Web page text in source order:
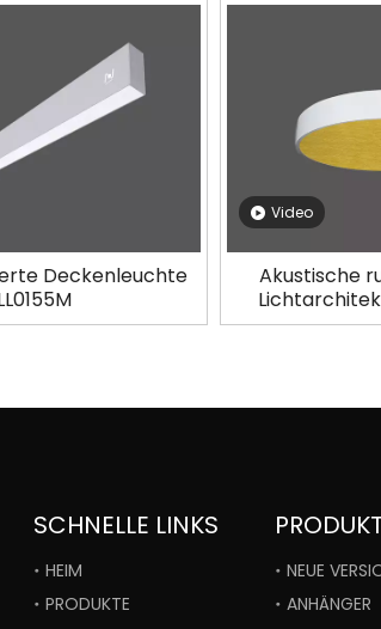
Deckenleuchte
Video
Akustische
SCHNELLE LINKS
HEIM
PRODUKTE
NEUE
ANHÄNGER